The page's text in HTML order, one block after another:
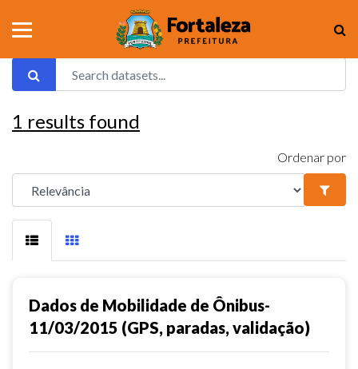
1 results found
Ordenar por
Dados de Mobilidade de Ônibus-
11/03/2015 (GPS, paradas, validação)